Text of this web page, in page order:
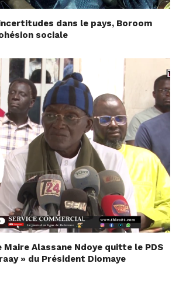
dans le pays, Boroom
sociale
Maire Alassane Ndoye quitte le PDS
» du Président Diomaye